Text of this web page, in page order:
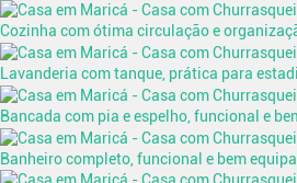
Cozinha com ótima circulação e
Lavanderia com tanque, prática para
Bancada com pia e espelho, funcional e
Banheiro completo, funcional e bem